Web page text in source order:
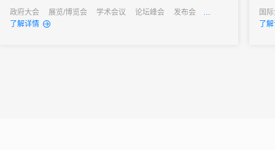
合资源，通过自动化简化流程、以个性化覆盖需求、以数据化支撑
决策。
政府大会 展览/博览会 学术会议 论坛峰会
发布会
培训会
了解详情
的
本。
国
产
了